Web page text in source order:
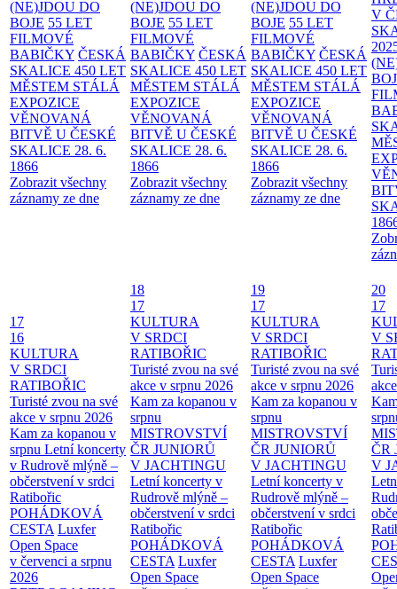
(NE)JDOU DO
BOJE 55 LET
FILMOVÉ
BABIČKY ČESKÁ
SKALICE 450 LET
MĚSTEM STÁLÁ
EXPOZICE
VĚNOVANÁ
BITVĚ U ČESKÉ
SKALICE 28. 6.
1866
Zobrazit všechny
záznamy ze dne
(NE)JDOU DO
BOJE 55 LET
FILMOVÉ
BABIČKY ČESKÁ
SKALICE 450 LET
MĚSTEM STÁLÁ
EXPOZICE
VĚNOVANÁ
BITVĚ U ČESKÉ
SKALICE 28. 6.
1866
Zobrazit všechny
záznamy ze dne
(NE)JDOU DO
BOJE 55 LET
FILMOVÉ
BABIČKY ČESKÁ
SKALICE 450 LET
MĚSTEM STÁLÁ
EXPOZICE
VĚNOVANÁ
BITVĚ U ČESKÉ
SKALICE 28. 6.
1866
Zobrazit všechny
záznamy ze dne
V
17
16
KULTURA
V SRDCI
RATIBOŘIC
Turisté zvou na své
akce v srpnu 2026
Kam za kopanou v
srpnu Letní koncerty
v Rudrově mlýně –
občerstvení v srdci
Ratibořic
POHÁDKOVÁ
CESTA Luxfer
Open Space
v červenci a srpnu
2026
18
17
KULTURA
V SRDCI
RATIBOŘIC
Turisté zvou na své
akce v srpnu 2026
Kam za kopanou v
srpnu
MISTROVSTVÍ
ČR JUNIORŮ
V JACHTINGU
Letní koncerty v
Rudrově mlýně –
občerstvení v srdci
Ratibořic
POHÁDKOVÁ
CESTA Luxfer
Open Space
19
17
KULTURA
V SRDCI
RATIBOŘIC
Turisté zvou na své
akce v srpnu 2026
Kam za kopanou v
srpnu
MISTROVSTVÍ
ČR JUNIORŮ
V JACHTINGU
Letní koncerty v
Rudrově mlýně –
občerstvení v srdci
Ratibořic
POHÁDKOVÁ
CESTA Luxfer
Open Space
20
17
V
ČR
V